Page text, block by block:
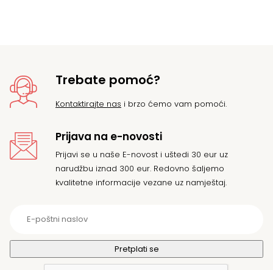
Trebate pomoć?
Kontaktirajte nas i brzo ćemo vam pomoći.
Prijava na e-novosti
Prijavi se u naše E-novost i uštedi 30 eur uz
narudžbu iznad 300 eur. Redovno šaljemo
kvalitetne informacije vezane uz namještaj.